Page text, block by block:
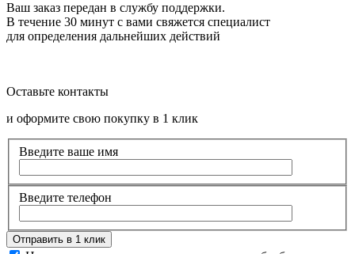
Ваш заказ передан в службу поддержки.
В течение 30 минут с вами свяжется специалист
для определения дальнейших действий
Оставьте контакты
и оформите свою покупку в 1 клик
Введите ваше имя
Введите телефон